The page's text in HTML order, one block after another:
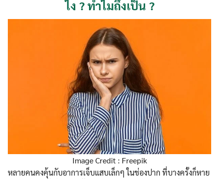
ไง ? ทำไมถึงเป็น ?
Image Credit : Freepik
หลายคนคงคุ้นกับอาการเจ็บแสบเล็กๆ ในช่องปาก ที่บางครั้งก็หาย